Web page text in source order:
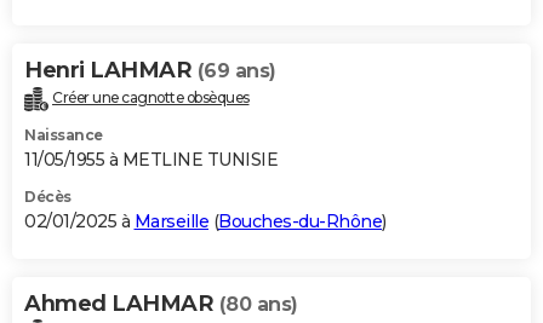
Henri LAHMAR (69 ans)
Créer une cagnotte obsèques
Naissance
11/05/1955 à METLINE TUNISIE
Décès
02/01/2025 à Marseille (Bouches-du-Rhône)
Ahmed LAHMAR (80 ans)